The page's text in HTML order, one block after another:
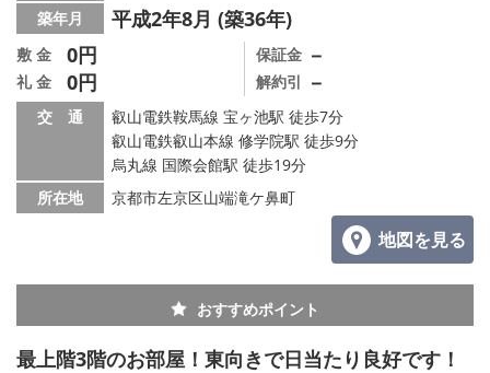
会社概要
メールでお問い合わせ
築年月 平成2年8月 (築36年)
敷 金 0円
礼 金 0円
保証金 －
解約引 －
交 通
叡山電鉄鞍馬線 宝ヶ池駅 徒歩7分
叡山電鉄叡山本線 修学院駅 徒歩9分
烏丸線 国際会館駅 徒歩19分
所在地
京都市左京区山端滝ケ鼻町
地図を見る
おすすめポイント
最上階3階のお部屋！東向きで日当たり良好です！